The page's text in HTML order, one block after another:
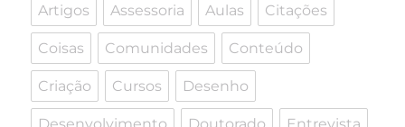
Artigos Assessoria Aulas Citações
Coisas Comunidades Conteúdo
Criação Cursos Desenho